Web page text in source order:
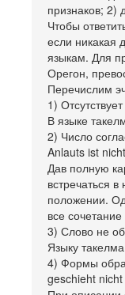
признаков; 2)
Чтобы
если никакая
языкам. Для
Орегон,
Перечислим
1)
В языке
2) Число
Anlauts ist
Дав полную
встречаться
положении.
все
3) Слово не
Языку
4) Формы
geschieht